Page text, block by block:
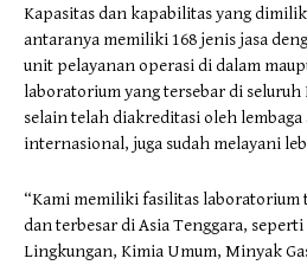
Kapasitas dan kapabilitas yang
antaranya memiliki 168 jenis jasa
unit pelayanan operasi di dalam
laboratorium yang tersebar di seluruh
selain telah diakreditasi oleh
internasional, juga sudah melayani
“Kami memiliki fasilitas
dan terbesar di Asia Tenggara,
Lingkungan, Kimia Umum, Minyak